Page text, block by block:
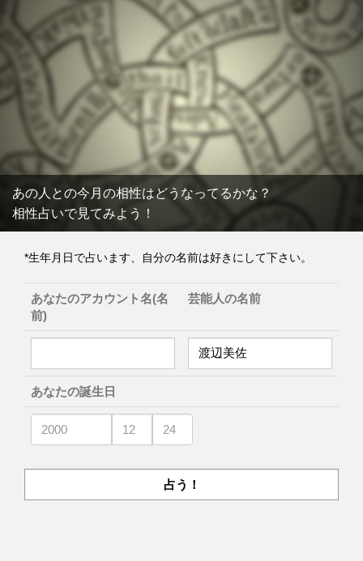
あの人との今月の相性はどうなってるかな？
相性占いで見てみよう！
*生年月日で占います、自分の名前は好きにして下さい。
あなたのアカウント名(名
前)
芸能人の名前
あなたの誕生日